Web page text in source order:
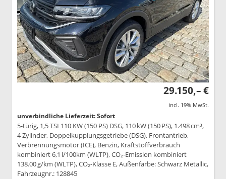
29.150,– €
incl. 19% MwSt.
unverbindliche Lieferzeit: Sofort
5-türig, 1,5 TSI 110 KW (150 PS) DSG, 110 kW (150 PS), 1.498 cm³,
4 Zylinder, Doppelkupplungsgetriebe (DSG), Frontantrieb,
Verbrennungsmotor (ICE), Benzin, Kraftstoffverbrauch
kombiniert 6,1 l/100km (WLTP), CO₂-Emission kombiniert
138.00 g/km (WLTP), CO₂-Klasse E, Außenfarbe: Schwarz Metallic,
Fahrzeugnr.: 128845